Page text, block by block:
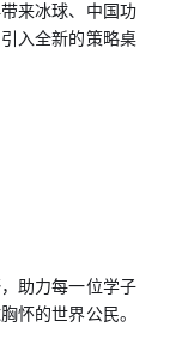
来冰球、中国功
入全新的策略桌
助力每一位学子
怀的世界公民。